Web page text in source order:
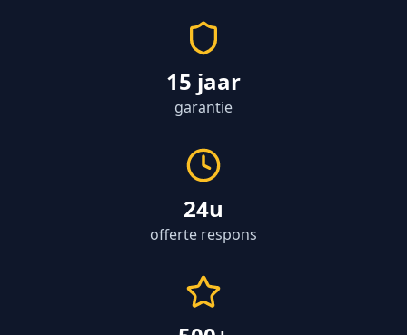
15 jaar
garantie
24u
offerte respons